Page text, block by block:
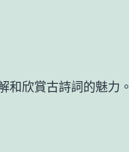
和欣賞古詩詞的魅力。